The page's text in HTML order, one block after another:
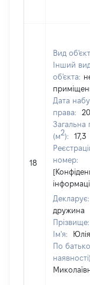
18
Вид
Інший вид
об'єкта:
Дата
права:
Загальна
(м2):
17,3
номер:
Декларує:
дружина
Прізвище:
Ім'я:
Юлія
По